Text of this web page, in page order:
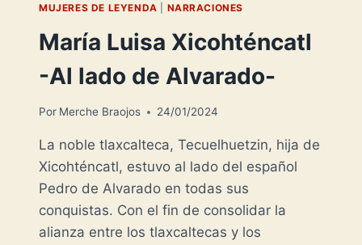
MUJERES DE LEYENDA NARRACIONES
María Luisa Xicohténcatl
-Al lado de Alvarado-
Por Merche Braojos 24/01/2024
La noble tlaxcalteca, Tecuelhuetzin, hija de
Xicohténcatl, estuvo al lado del español
Pedro de Alvarado en todas sus
conquistas. Con el fin de consolidar la
alianza entre los tlaxcaltecas y los